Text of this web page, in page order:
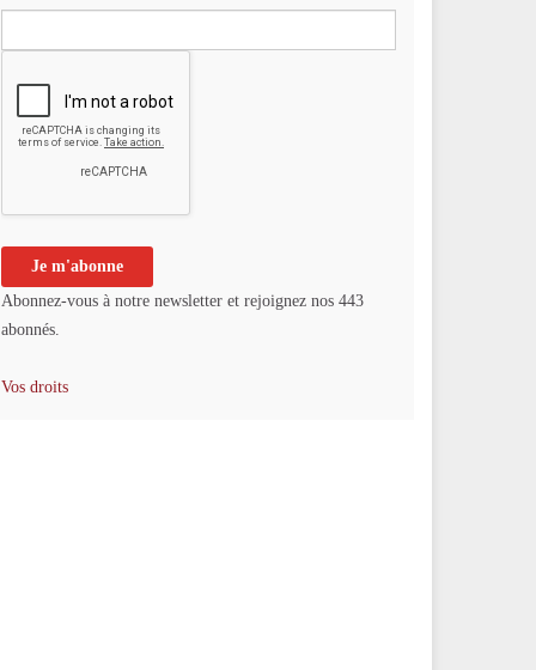
Abonnez-vous à notre newsletter et rejoignez nos 443
abonnés.
Vos droits